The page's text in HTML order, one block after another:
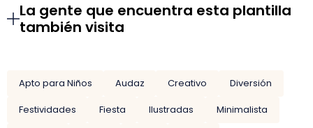
La gente que encuentra esta plantilla
también visita
Apto para Niños Audaz Creativo
Diversión
Festividades
Fiesta Ilustradas
Minimalista